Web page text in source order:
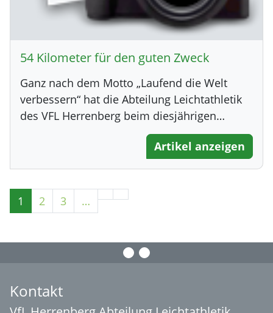
54 Kilometer für den guten Zweck
Ganz nach dem Motto „Laufend die Welt
verbessern“ hat die Abteilung Leichtathletik
des VFL Herrenberg beim diesjährigen…
Artikel anzeigen
1 2 3 …
Kontakt